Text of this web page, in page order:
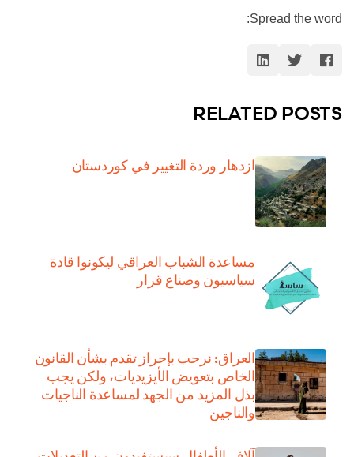
Spread the word:
RELATED POSTS
ازدهار وردة التغيير في كوردستان
مساعدة الشباب العراقي ليكونوا قادة
سياسيون وصناع قرار
العراق: نرحب بإحراز تقدم بشأن القانون
الخاص بتعويض الأيزيديات، ولكن يجب
بذل المزيد من الجهد لمساعدة الناجيات
والناجين